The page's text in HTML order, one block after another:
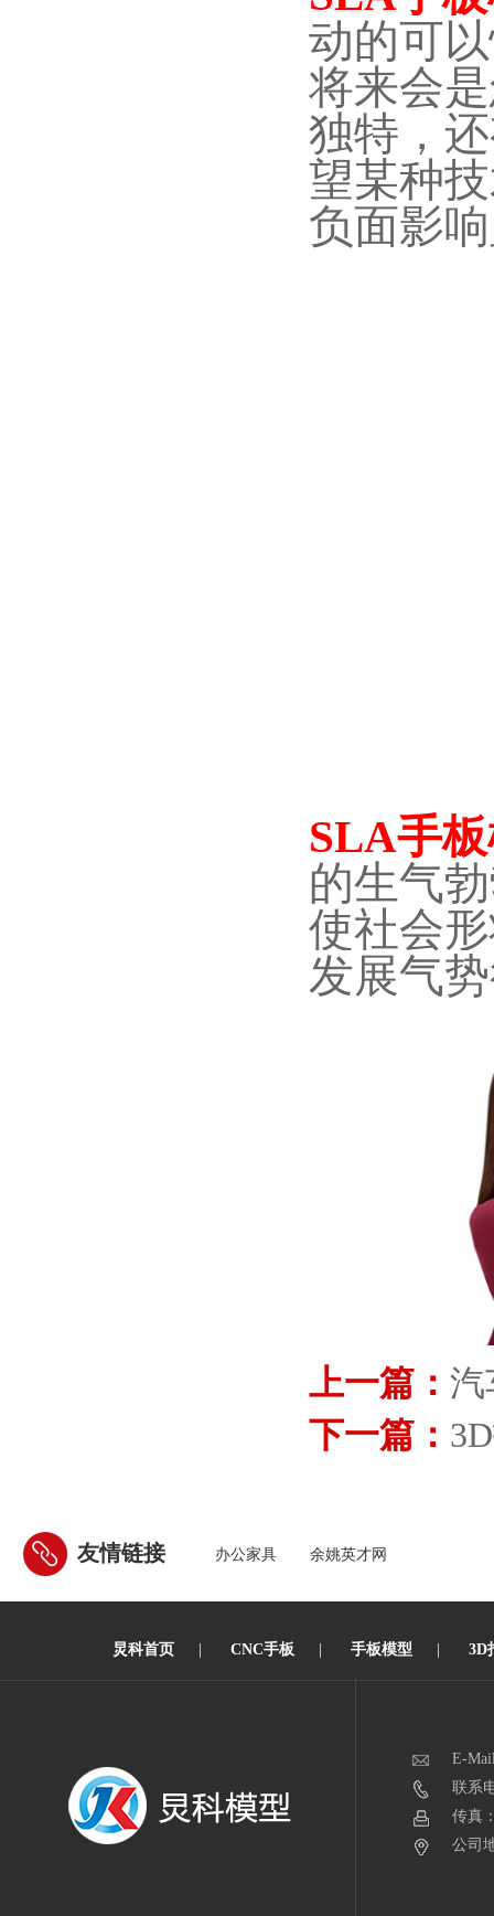
动的可
将来会
独特，
望某种
负面影
SLA手
的生气
使社会
发展气
上一篇： 汽
下一篇：
友情链接 办公家具 余姚英才网
炅科首页 CNC手板 手板模型 3D
E-
联系
传真
公司